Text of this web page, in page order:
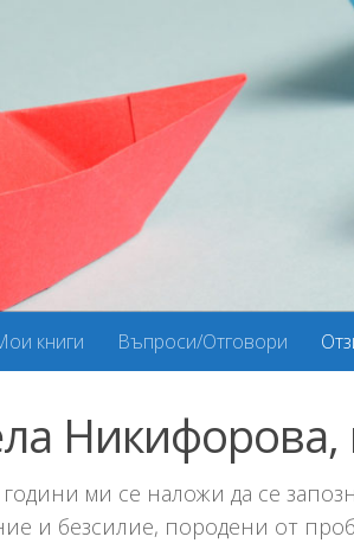
книги Въпроси/Отговори
Никифорова,
ми се наложи да се
и безсилие, породени от